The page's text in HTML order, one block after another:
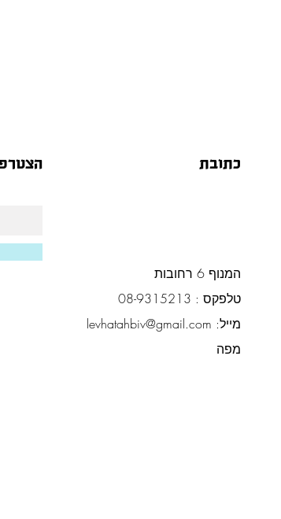
כתובת
המנוף 6 רחובות
טלפקס : 08-9315213
מייל: levhatahbiv@gmail.com
מפה